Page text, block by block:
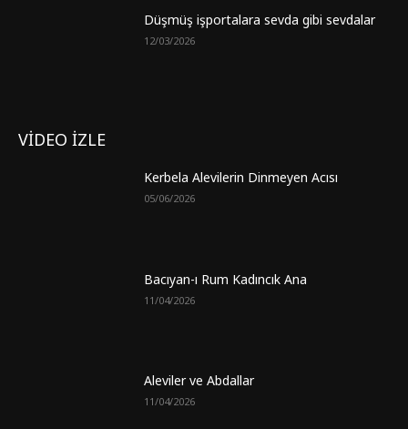
Düşmüş işportalara sevda gibi sevdalar
12/03/2026
VİDEO İZLE
Kerbela Alevilerin Dinmeyen Acısı
05/06/2026
Bacıyan-ı Rum Kadıncık Ana
11/04/2026
Aleviler ve Abdallar
11/04/2026